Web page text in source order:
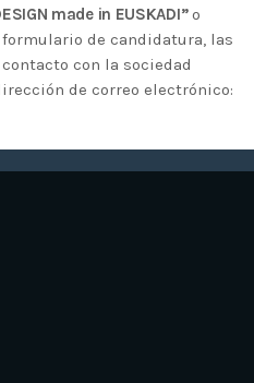
made in EUSKADI”o
de candidatura, las
con la sociedad
de correo electrónico: